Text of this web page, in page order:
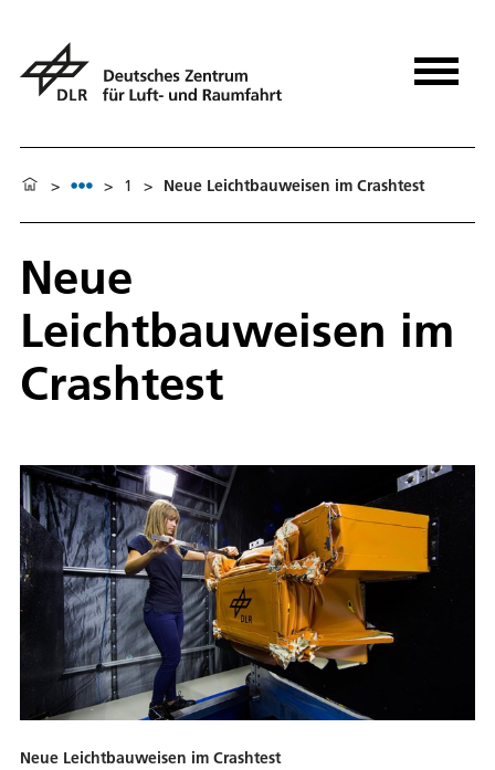
> > 1 > Neue Leichtbauweisen im Crashtest
Neue
Leichtbauweisen im
Crashtest
Neue Leichtbauweisen im Crashtest